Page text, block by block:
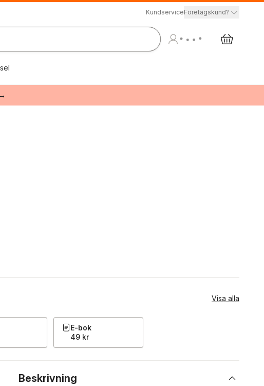
KundserviceFöretagskund?
Visa alla
E-bok
49 kr
Beskrivning